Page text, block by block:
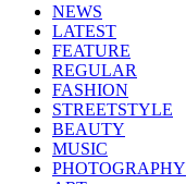
NEWS
LATEST
FEATURE
REGULAR
FASHION
STREETSTYLE
BEAUTY
MUSIC
PHOTOGRAPHY